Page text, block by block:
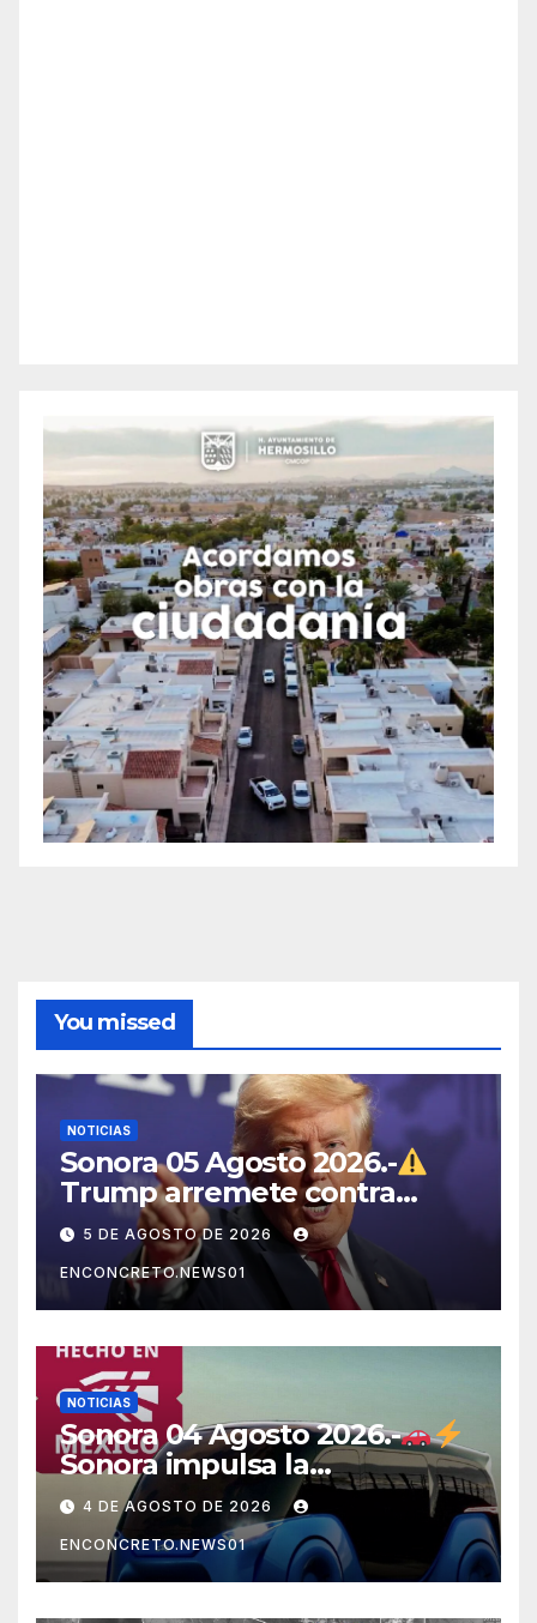
You missed
NOTICIAS
Sonora 05 Agosto 2026.-
Trump arremete contra
México, Canadá y otras
potencias por supuestos
abusos comerciales
5 DE AGOSTO DE 2026
ENCONCRETO.NEWS01
NOTICIAS
Sonora 04 Agosto 2026.-
Sonora impulsa la
electromovilidad con
«Beyond», un vehículo
eléctrico desarrollado junto
al ITH
4 DE AGOSTO DE 2026
ENCONCRETO.NEWS01